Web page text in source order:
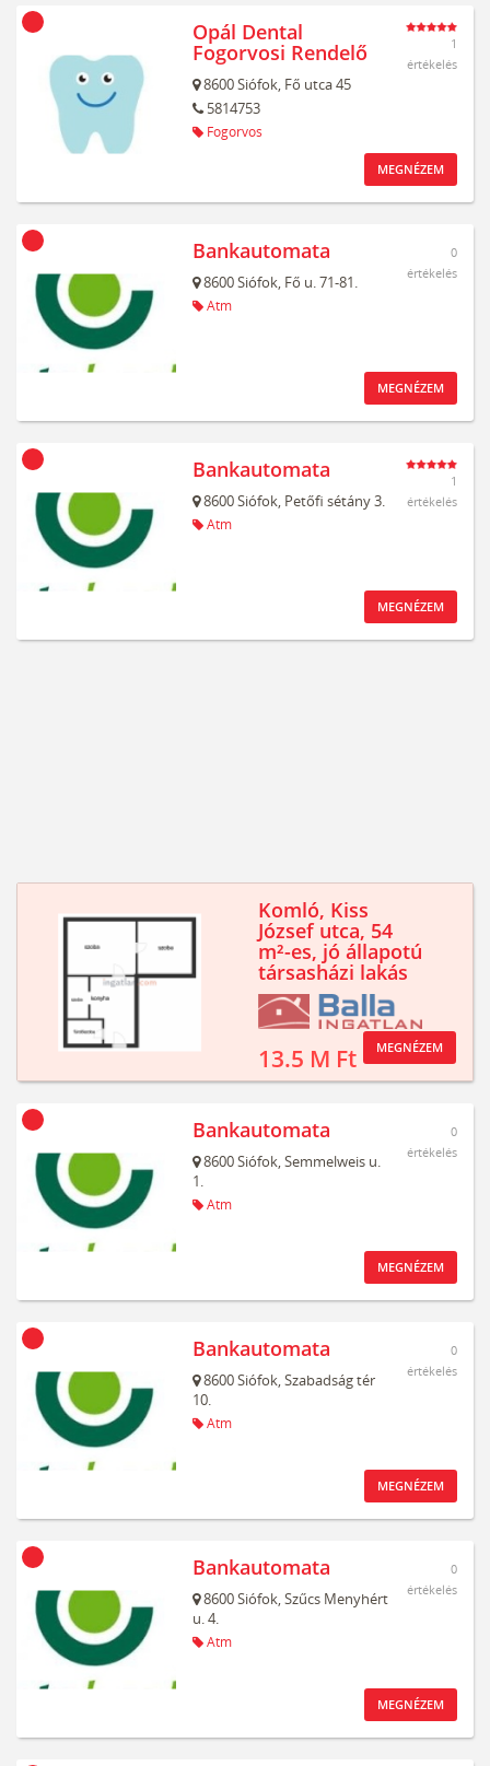
Opál Dental
Fogorvosi Rendelő
8600Siófok, Fő utca 45
5814753
Fogorvos
1
értékelés
MEGNÉZEM
Bankautomata
8600Siófok, Fő u. 71-81.
Atm
0
értékelés
MEGNÉZEM
Bankautomata
8600Siófok, Petőfi sétány 3.
Atm
1
értékelés
MEGNÉZEM
Komló, Kiss
József utca, 54
m²-es, jó állapotú
társasházi lakás
13.5 M Ft MEGNÉZEM
Bankautomata
8600Siófok,Semmelweis u.
1.
Atm
0
értékelés
MEGNÉZEM
Bankautomata
8600Siófok,Szabadság tér
10.
Atm
0
értékelés
MEGNÉZEM
Bankautomata
8600Siófok,Szűcs Menyhért
u. 4.
Atm
0
értékelés
MEGNÉZEM